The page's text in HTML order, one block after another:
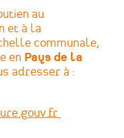
au
et à la
communale,
en Pays de la
adresser à :